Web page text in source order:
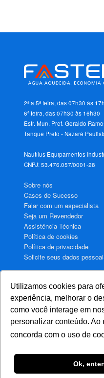
Utilizamos cookies para
experiência, melhorar o
como você interage em
personalizar conteúdo. Ao
concorda com o uso de
Ok,
2ª a 5ª feira, das 07h30 às
6ª feira, das 07h30 às 16h30
Estr. Mun. Pref. Geraldo
Tanque Preto - Nazaré
Nautilus Equipamentos
CNPJ: 53.476.057/0001-28
Sobre nós
Cases de Sucesso
Falar com um especialista
Seja um Revendedor
Assistência Técnica
Política de cookies
Política de privacidade
Solicite seus dados
Aquecimento de água para
Aquecimento de água para
Aquecimento de água para
Aquecimento de água para